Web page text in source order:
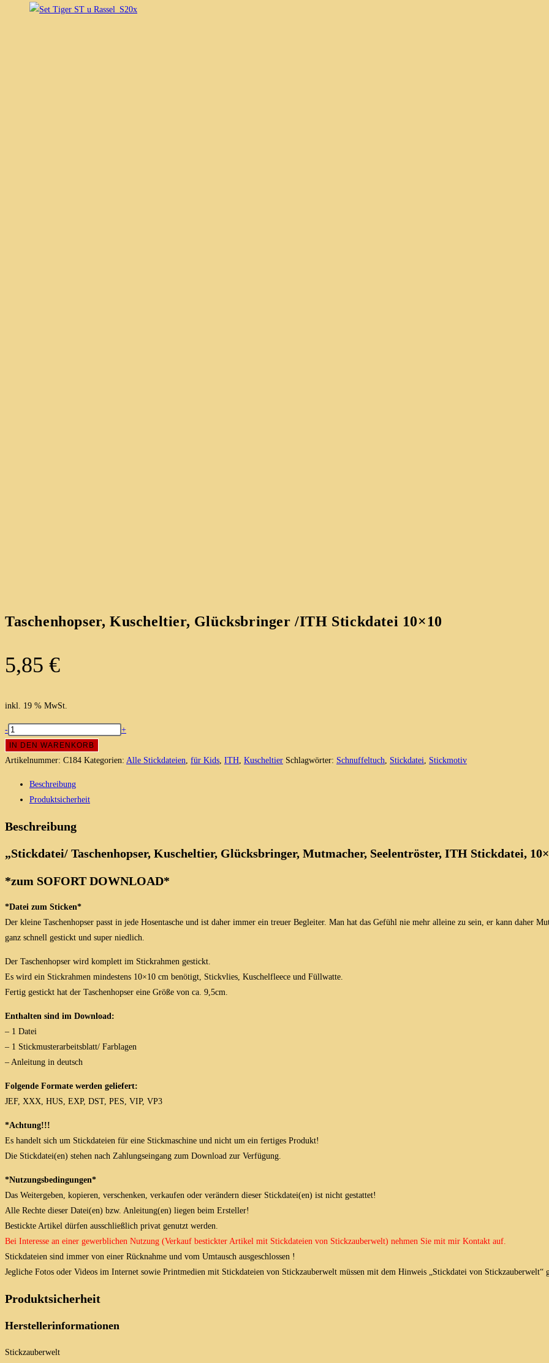
Taschenhopser, Kuscheltier, Glücksbringer /ITH Stickdatei 10×10
5,85 €
inkl. 19 % MwSt.
Taschenhopser,
Kuscheltier,
Glücksbringer
Stickdatei
Menge
- +
IN DEN WARENKORB
Artikelnummer: C184 Kategorien: Alle Stickdateien für Kids ITH Kuscheltier Schlagwörter: Schnuffeltuch Stickdatei Stickmotiv
Beschreibung
Produktsicherheit
Beschreibung
„Stickdatei/ Taschenhopser, Kuscheltier, Glücksbringer, Mutmacher, Seelentröster, ITH Stickdatei,
*zum SOFORT DOWNLOAD*
*Datei zum Sticken*
Der kleine Taschenhopser passt in jede Hosentasche und ist daher immer ein treuer Begleiter. Man hat das Gefühl nie mehr alleine zu sein, er kann daher
ganz schnell gestickt und super niedlich.
Der Taschenhopser wird komplett im Stickrahmen gestickt.
Es wird ein Stickrahmen mindestens 10×10 cm benötigt, Stickvlies, Kuschelfleece und Füllwatte.
Fertig gestickt hat der Taschenhopser eine Größe von ca. 9,5cm.
Enthalten sind im Download:
– 1 Datei
– 1 Stickmusterarbeitsblatt/ Farblagen
– Anleitung in deutsch
Folgende Formate werden geliefert:
JEF, XXX, HUS, EXP, DST, PES, VIP, VP3
*Achtung!!!
Es handelt sich um Stickdateien für eine Stickmaschine und nicht um ein fertiges Produkt!
Die Stickdatei(en) stehen nach Zahlungseingang zum Download zur Verfügung.
*Nutzungsbedingungen*
Das Weitergeben, kopieren, verschenken, verkaufen oder verändern dieser Stickdatei(en) ist nicht gestattet!
Alle Rechte dieser Datei(en) bzw. Anleitung(en) liegen beim Ersteller!
Bestickte Artikel dürfen ausschließlich privat genutzt werden.
Bei Interesse an einer gewerblichen Nutzung (Verkauf bestickter Artikel mit Stickdateien von Stickzauberwelt) nehmen Sie mit mir Kontakt auf.
Stickdateien sind immer von einer Rücknahme und vom Umtausch ausgeschlossen !
Jegliche Fotos oder Videos im Internet sowie Printmedien mit Stickdateien von Stickzauberwelt müssen mit dem Hinweis „Stickdatei von Stickzauberwelt“
Produktsicherheit
Herstellerinformationen
Stickzauberwelt